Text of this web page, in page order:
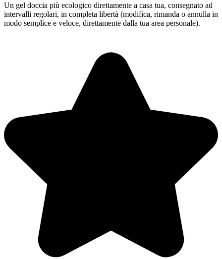
Un gel doccia più ecologico direttamente a casa tua, consegnato ad
intervalli regolari, in completa libertà (modifica, rimanda o annulla in
modo semplice e veloce, direttamente dalla tua area personale).